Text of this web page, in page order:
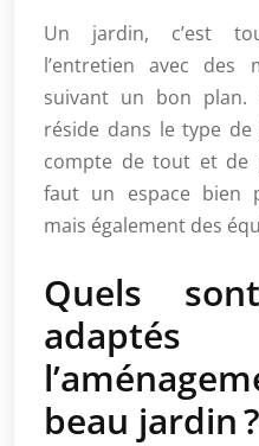
Un jardin, c’est
l’entretien avec des
suivant un bon plan.
réside dans le type
compte de tout et de
faut un espace bien
mais également des
Quels
beau jardin ?